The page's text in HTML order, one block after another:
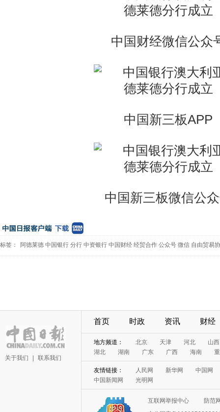
中国财经微信公众
中国新三板APP
中国新三板微信公
标签： 阿德莱德 中国银行 分行 中资银行 中国财经 经贸合作 公众号 微信 自由贸易
关于我们 联系我们
首页 时政 资讯 财经
地方频道： 北京 天津 河北
山西
湖北
湖南 广东 广西 海南
友情链接： 人民网 新华网
中国网
中国新闻网
光明网
互联网举报中心
防范